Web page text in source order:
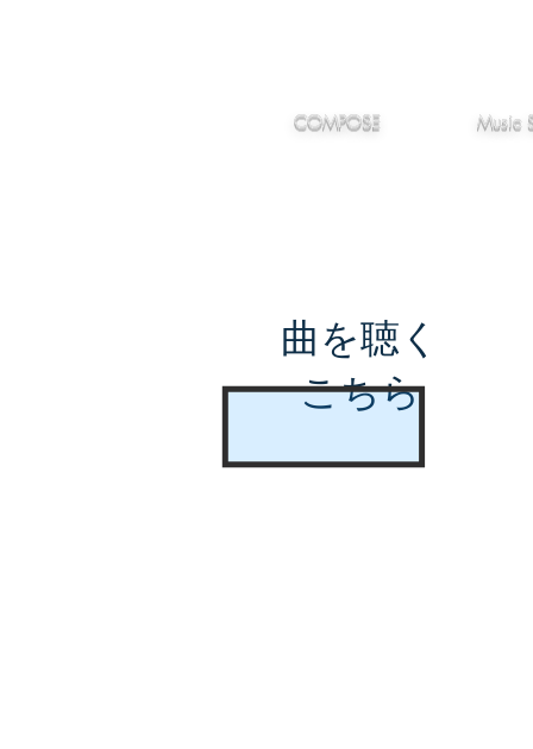
COMPOSE Music
曲を聴く
こちら